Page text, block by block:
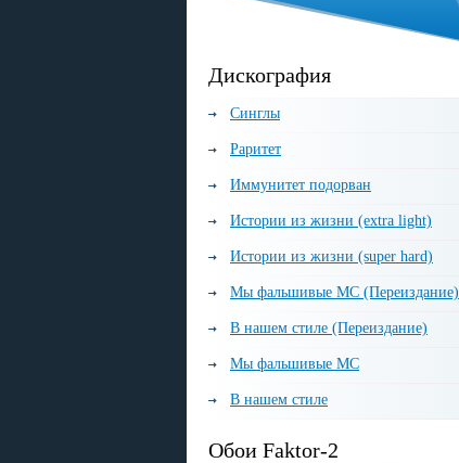
музыкальная группа, образованная в 1999 году.
Дискография
Синглы
Раритет
Иммунитет подорван
Истории из жизни (extra light)
Истории из жизни (super hard)
Мы фальшивые МС (Переиздание)
В нашем стиле (Переиздание)
Мы фальшивые МС
В нашем стиле
Обои Faktor-2